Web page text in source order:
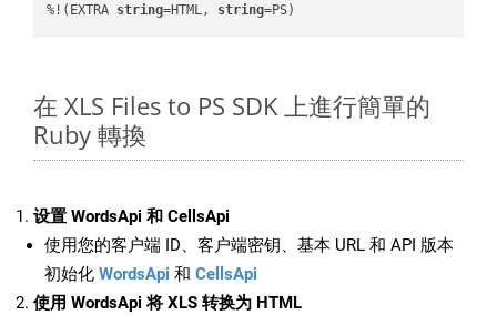
%!(EXTRA string=HTML, string=PS)
在 XLS Files to PS SDK 上進行簡單的
Ruby 轉換
设置 WordsApi 和 CellsApi
使用您的客户端 ID、客户端密钥、基本 URL 和 API 版本
初始化 WordsApi 和 CellsApi
使用 WordsApi 将 XLS 转换为 HTML